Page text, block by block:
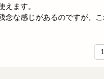
えます。
念な感じがあるのですが、
1